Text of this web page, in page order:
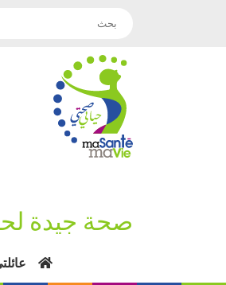
صحة جيدة